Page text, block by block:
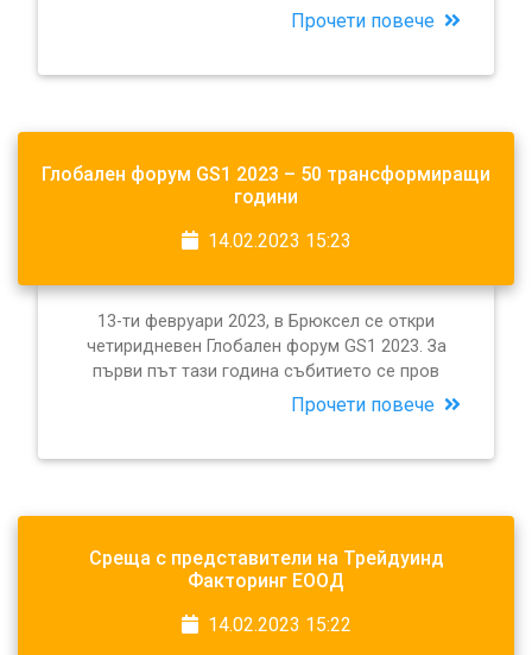
Прочети повече
Глобален форум GS1 2023 – 50 трансформиращи
години
14.02.2023 15:23
13-ти февруари 2023, в Брюксел се откри
четиридневен Глобален форум GS1 2023. За
първи път тази година събитието се пров
Прочети повече
Среща с представители на Трейдуинд
Факторинг ЕООД
14.02.2023 15:22